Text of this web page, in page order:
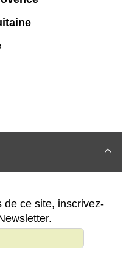

de ce site, inscrivez-